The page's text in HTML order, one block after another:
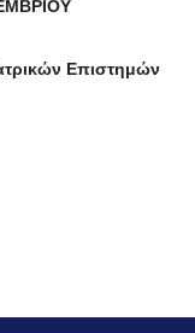
Επιστημών